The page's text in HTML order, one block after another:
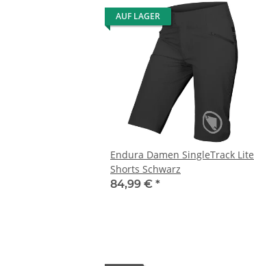
AUF LAGER
Endura Damen SingleTrack Lite
Shorts Schwarz
84,99 € *